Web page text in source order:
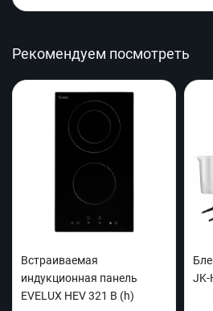
Рекомендуем посмотреть
Встраиваемая
индукционная панель
EVELUX HEV 321 B (h)
JK-